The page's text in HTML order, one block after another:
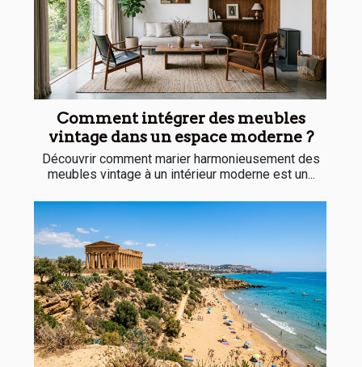
Comment intégrer des meubles
vintage dans un espace moderne ?
Découvrir comment marier harmonieusement des
meubles vintage à un intérieur moderne est un...